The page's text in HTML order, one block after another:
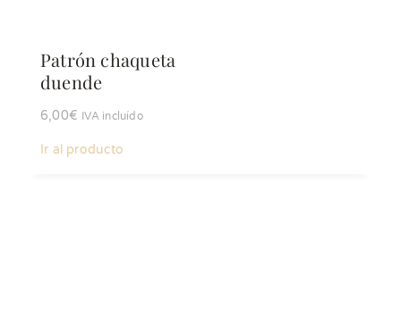
Patrón chaqueta
duende
6,00€ IVA incluído
Ir al producto